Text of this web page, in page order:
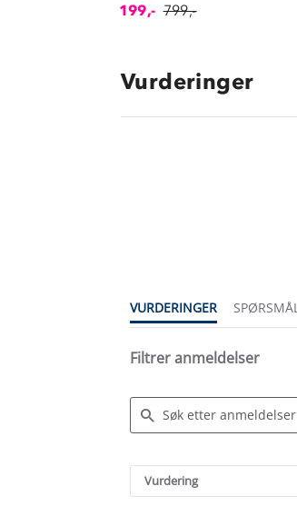
199,- 799,-
Vurderinger
VURDERINGER SPØRSMÅL
Filtrer anmeldelser
Reviews
Vurdering